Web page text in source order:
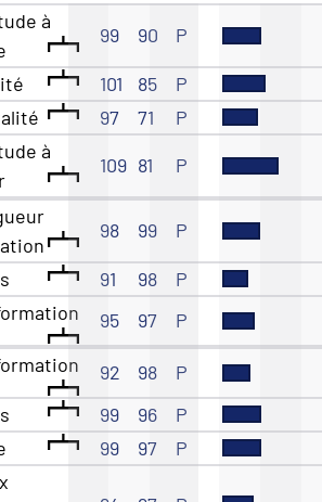
à
99 90 P
101 85
P
97 71
P
à
109 81 P
98 99 P
91 98
P
95 97 P
92 98
P
99 96
P
99 97
P